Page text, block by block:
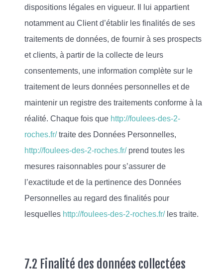
dispositions légales en vigueur. Il lui appartient
notamment au Client d’établir les finalités de ses
traitements de données, de fournir à ses prospects
et clients, à partir de la collecte de leurs
consentements, une information complète sur le
traitement de leurs données personnelles et de
maintenir un registre des traitements conforme à la
réalité. Chaque fois que http://foulees-des-2-
roches.fr/traite des Données Personnelles,
http://foulees-des-2-roches.fr/prend toutes les
mesures raisonnables pour s’assurer de
l’exactitude et de la pertinence des Données
Personnelles au regard des finalités pour
lesquelles http://foulees-des-2-roches.fr/les traite.
7.2 Finalité des données collectées